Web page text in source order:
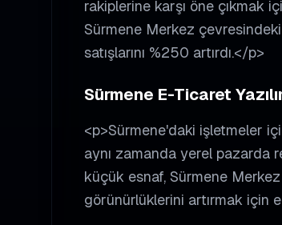
rakiplerine karşı öne çıkmak
Sürmene Merkez
satışlarını %250 artırdı.</p>
Sürmene E-Ticaret
<p>Sürmene'daki işletmeler
aynı zamanda yerel pazarda
küçük esnaf, Sürmene
görünürlüklerini artırmak için